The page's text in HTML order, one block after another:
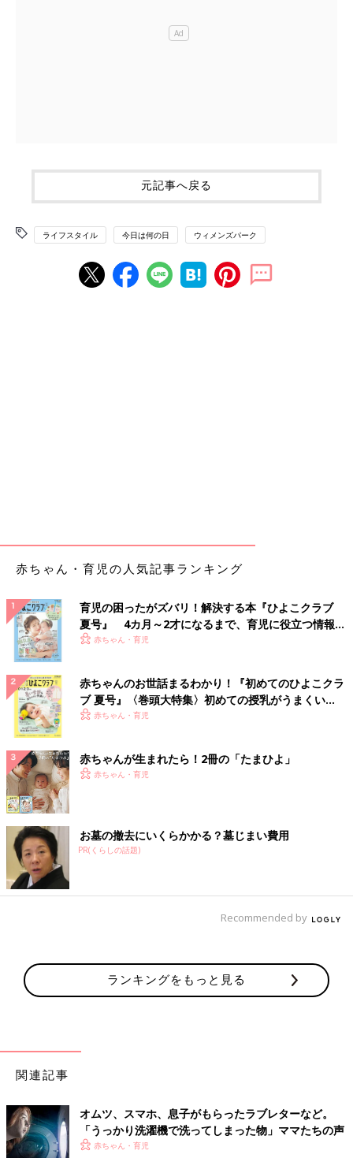
元記事へ戻る
ライフスタイル 今日は何の日 ウィメンズパーク
赤ちゃん・育児の人気記事ランキング
育児の困ったがズバリ！解決する本『ひよこクラブ
夏号』 4カ月～2才になるまで、育児に役立つ情報が
いっぱい！
赤ちゃん・育児
赤ちゃんのお世話まるわかり！『初めてのひよこクラ
ブ 夏号』〈巻頭大特集〉初めての授乳がうまくい
く！ おっぱい・ミルクの基本と夏のトラブル 解決テ
赤ちゃん・育児
赤ちゃんが生まれたら！2冊の「たまひよ」
赤ちゃん・育児
お墓の撤去にいくらかかる？墓じまい費用
PR(くらしの話題)
Recommended by
ランキングをもっと見る
関連記事
オムツ、スマホ、息子がもらったラブレターなど。
「うっかり洗濯機で洗ってしまった物」ママたちの声
赤ちゃん・育児